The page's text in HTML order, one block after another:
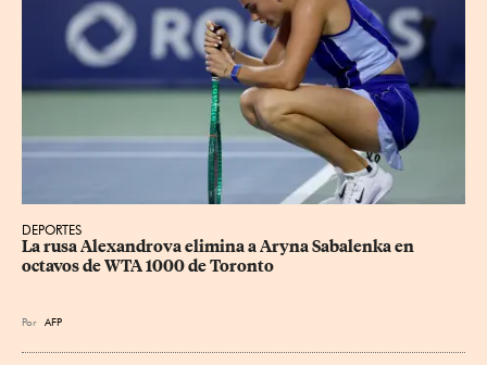
DEPORTES
La rusa Alexandrova elimina a Aryna Sabalenka en
octavos de WTA 1000 de Toronto
Por AFP